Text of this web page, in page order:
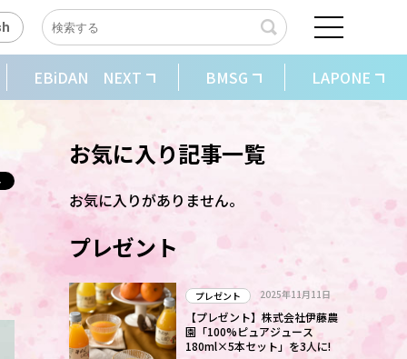
EBiDAN NEXT BMSG LAPONE
お気に入り記事一覧
お気に入りがありません。
プレゼント
プレゼント 2025年11月11日
【プレゼント】株式会社伊藤農
園「100%ピュアジュース
180ml×5本セット」を3人に!